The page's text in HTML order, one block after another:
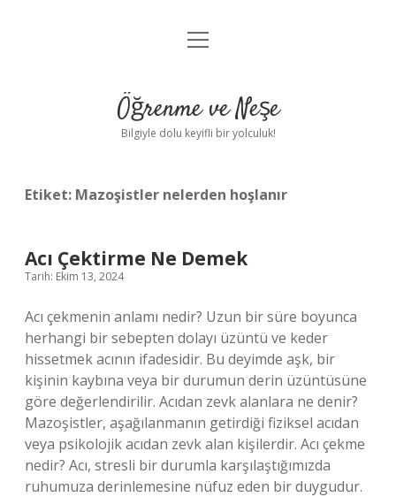
Anasayfa
Yasal Uyarı
menüyü
Öğrenme ve Neşe
Bilgiyle dolu keyifli bir yolculuk!
Etiket: Mazoşistler nelerden hoşlanır
Acı Çektirme Ne Demek
Tarih: Ekim 13, 2024
Acı çekmenin anlamı nedir? Uzun bir süre boyunca
herhangi bir sebepten dolayı üzüntü ve keder
hissetmek acının ifadesidir. Bu deyimde aşk, bir
kişinin kaybına veya bir durumun derin üzüntüsüne
göre değerlendirilir. Acıdan zevk alanlara ne denir?
Mazoşistler, aşağılanmanın getirdiği fiziksel acıdan
veya psikolojik acıdan zevk alan kişilerdir. Acı çekme
nedir? Acı, stresli bir durumla karşılaştığımızda
ruhumuza derinlemesine nüfuz eden bir duygudur.